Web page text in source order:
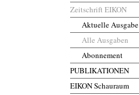
Zeitschrift EIKON
Aktuelle Ausgabe
Alle Ausgaben
Abonnement
PUBLIKATIONEN
EIKON Schauraum